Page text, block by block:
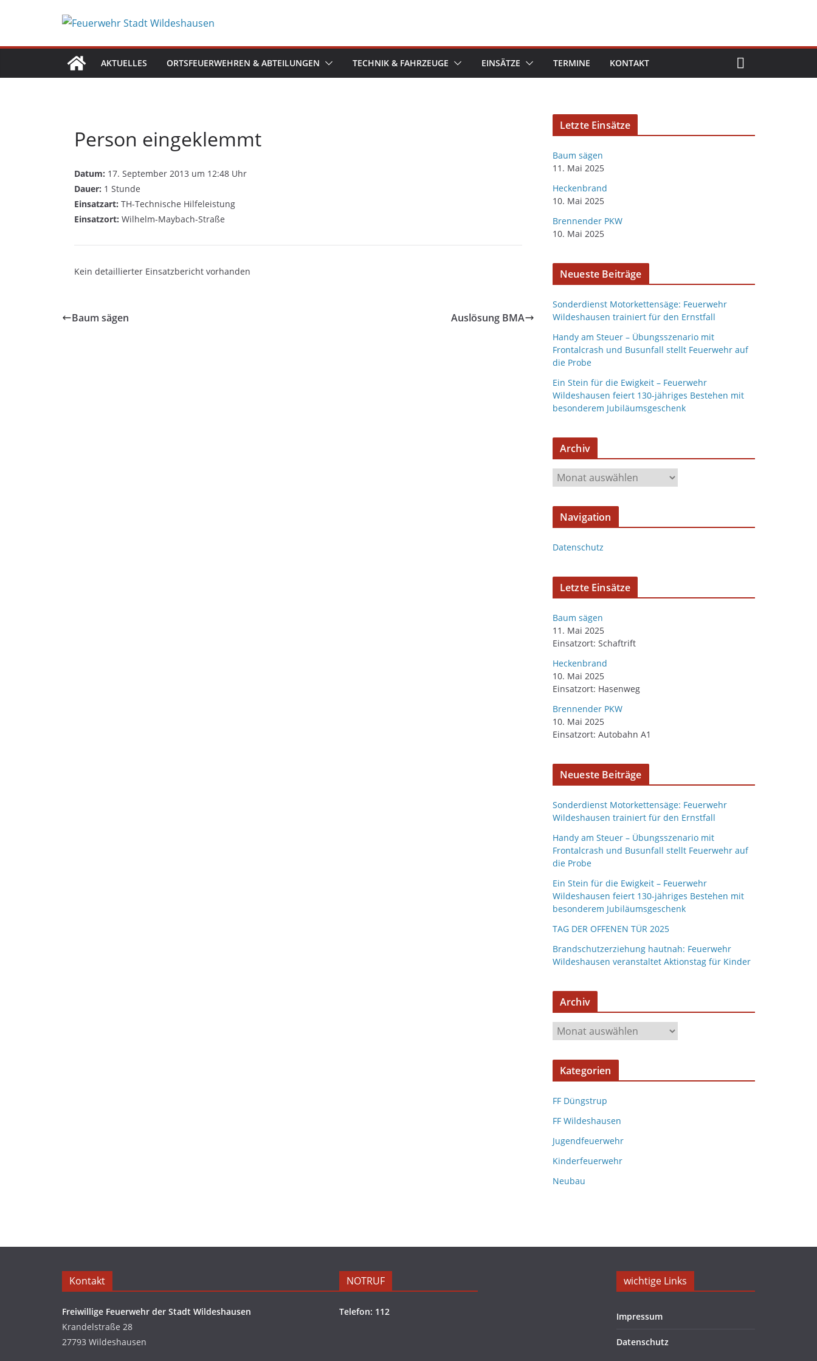
AKTUELLES ORTSFEUERWEHREN & ABTEILUNGEN TECHNIK & FAHRZEUGE EINSÄTZE TERMINE KONTAKT
Person eingeklemmt
Datum: 17. September 2013 um 12:48 Uhr
Dauer: 1 Stunde
Einsatzart: TH-Technische Hilfeleistung
Einsatzort: Wilhelm-Maybach-Straße
Kein detaillierter Einsatzbericht vorhanden
Baum sägen Auslösung BMA
Letzte Einsätze
Baum sägen
11. Mai 2025
Heckenbrand
10. Mai 2025
Brennender PKW
10. Mai 2025
Neueste Beiträge
Sonderdienst Motorkettensäge: Feuerwehr
Wildeshausen trainiert für den Ernstfall
Handy am Steuer – Übungsszenario mit
Frontalcrash und Busunfall stellt Feuerwehr auf
die Probe
Ein Stein für die Ewigkeit – Feuerwehr
Wildeshausen feiert 130-jähriges Bestehen mit
besonderem Jubiläumsgeschenk
Archiv
r
c
v
Navigation
Datenschutz
Letzte Einsätze
Baum sägen
11. Mai 2025
Einsatzort: Schaftrift
Heckenbrand
10. Mai 2025
Einsatzort: Hasenweg
Brennender PKW
10. Mai 2025
Einsatzort: Autobahn A1
Neueste Beiträge
Sonderdienst Motorkettensäge: Feuerwehr
Wildeshausen trainiert für den Ernstfall
Handy am Steuer – Übungsszenario mit
Frontalcrash und Busunfall stellt Feuerwehr auf
die Probe
Ein Stein für die Ewigkeit – Feuerwehr
Wildeshausen feiert 130-jähriges Bestehen mit
besonderem Jubiläumsgeschenk
TAG DER OFFENEN TÜR 2025
Brandschutzerziehung hautnah: Feuerwehr
Wildeshausen veranstaltet Aktionstag für Kinder
Archiv
r
c
v
Kategorien
FF Düngstrup
FF Wildeshausen
Jugendfeuerwehr
Kinderfeuerwehr
Neubau
Kontakt
Freiwillige Feuerwehr der Stadt Wildeshausen
Krandelstraße 28
27793 Wildeshausen
NOTRUF
Telefon: 112
wichtige Links
Impressum
Datenschutz